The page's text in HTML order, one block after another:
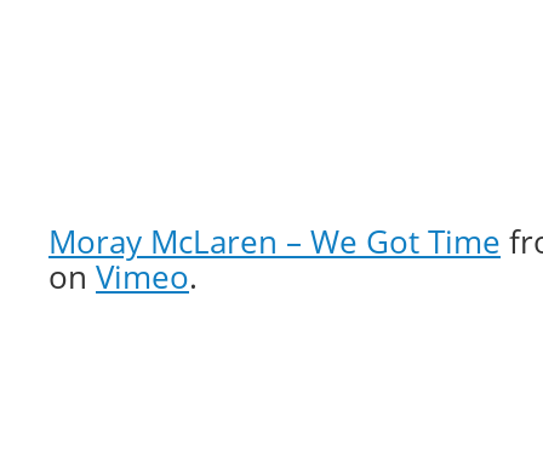
Moray McLaren – We Got Time
on Vimeo.